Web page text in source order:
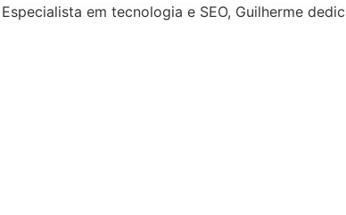
Especialista em tecnologia e SEO, Guilherme